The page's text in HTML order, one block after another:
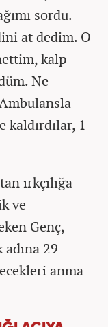
sordu.
at dedim. O
kalp
Ne
1
ırkçılığa
ve
Genç,
29
anma